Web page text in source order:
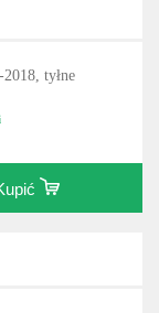
tyłne